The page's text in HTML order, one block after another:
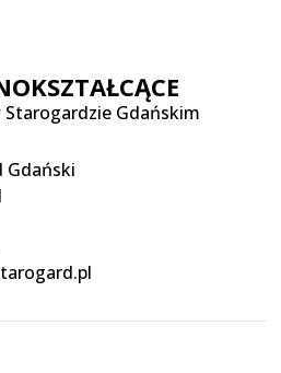
Gdańskim
Gdański